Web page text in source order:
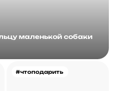
маленькой собаки
#чтоподарить